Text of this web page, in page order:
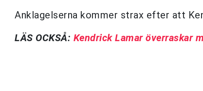
Anklagelserna kommer strax efter att
LÄS OCKSÅ: Kendrick Lamar överraskar